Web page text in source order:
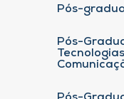
Pós-
Pós-